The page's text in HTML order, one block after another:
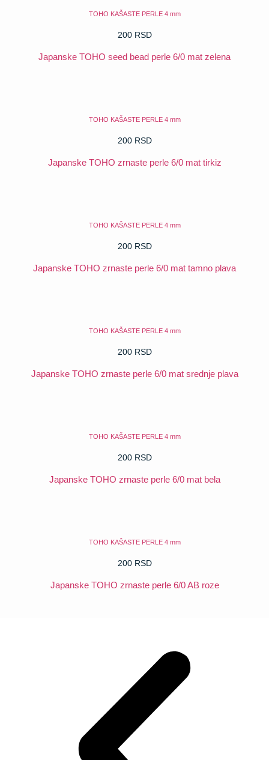
TOHO KAŠASTE PERLE 4 mm
200 RSD
Japanske TOHO seed bead perle 6/0 mat zelena
TOHO KAŠASTE PERLE 4 mm
200 RSD
Japanske TOHO zrnaste perle 6/0 mat tirkiz
TOHO KAŠASTE PERLE 4 mm
200 RSD
Japanske TOHO zrnaste perle 6/0 mat tamno plava
TOHO KAŠASTE PERLE 4 mm
200 RSD
Japanske TOHO zrnaste perle 6/0 mat srednje plava
TOHO KAŠASTE PERLE 4 mm
200 RSD
Japanske TOHO zrnaste perle 6/0 mat bela
TOHO KAŠASTE PERLE 4 mm
200 RSD
Japanske TOHO zrnaste perle 6/0 AB roze